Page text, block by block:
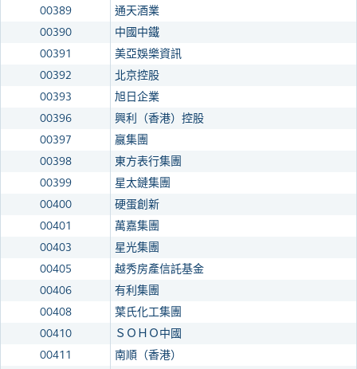
00389
通天酒業
00390
中國中鐵
00391
美亞娛樂資訊
00392
北京控股
00393
旭日企業
00396
興利（香港）控股
00397
嬴集團
00398
東方表行集團
00399
星太鏈集團
00400
硬蛋創新
00401
萬嘉集團
00403
星光集團
00405
越秀房產信託基金
00406
有利集團
00408
葉氏化工集團
00410
ＳＯＨＯ中國
00411
南順（香港）